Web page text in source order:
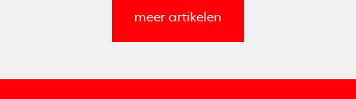
meer artikelen